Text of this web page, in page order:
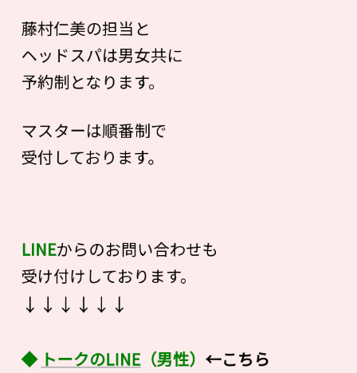
藤村仁美の担当と
ヘッドスパは男女共に
予約制となります。
マスターは順番制で
受付しております。
LINEからのお問い合わせも
受け付けしております。
↓↓↓↓↓↓
◆ トークのLINE（男性） ←こちら